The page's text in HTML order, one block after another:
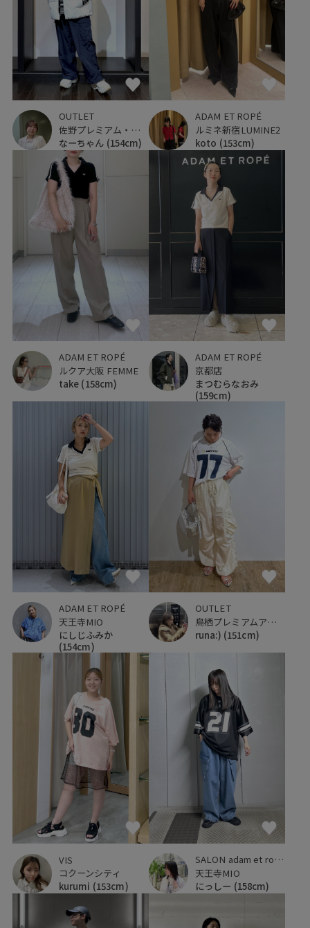
OUTLET
佐野プレミアム・アウトレット
なーちゃん (154cm)
ADAM ET ROPÉ
ルミネ新宿LUMINE2
koto (153cm)
ADAM ET ROPÉ
ルクア大阪 FEMME
take (158cm)
ADAM ET ROPÉ
京都店
まつむらなおみ
(159cm)
ADAM ET ROPÉ
天王寺MIO
にしじふみか
(154cm)
OUTLET
鳥栖プレミアムアウトレット
runa:) (151cm)
VIS
コクーンシティ
kurumi (153cm)
SALON adam et ropé
天王寺MIO
にっしー (158cm)